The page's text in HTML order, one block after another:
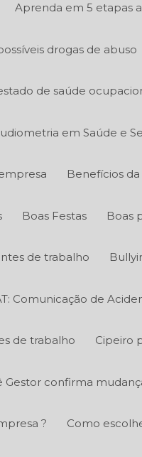
Aprenda em 5 etapas
drogas de abuso
de saúde
em Saúde e
Benefícios
Boas Festas Boas
de trabalho
Comunicação de
de trabalho Cipeiro
Gestor confirma
? Como